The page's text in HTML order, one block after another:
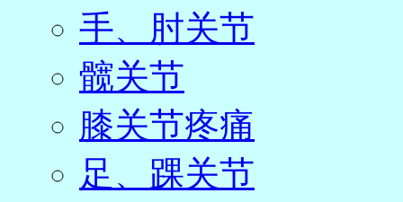
手、肘关节
髋关节
膝关节疼痛
足、踝关节